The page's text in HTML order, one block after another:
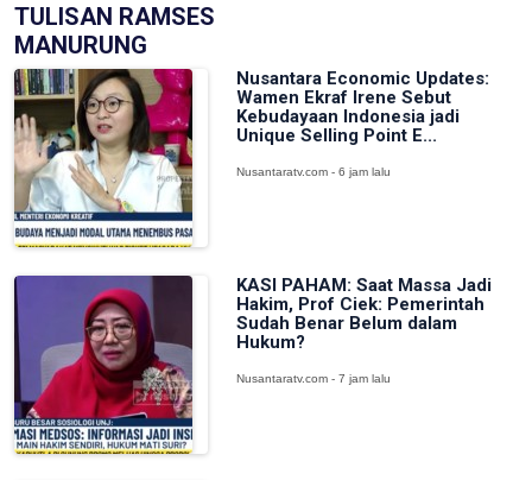
TULISAN RAMSES
MANURUNG
Nusantara Economic Updates:
Wamen Ekraf Irene Sebut
Kebudayaan Indonesia jadi
Unique Selling Point E...
Nusantaratv.com - 6 jam lalu
KASI PAHAM: Saat Massa Jadi
Hakim, Prof Ciek: Pemerintah
Sudah Benar Belum dalam
Hukum?
Nusantaratv.com - 7 jam lalu